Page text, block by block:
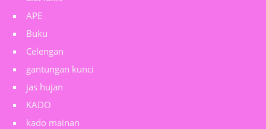
APE
Buku
Celengan
gantungan kunci
jas hujan
KADO
kado mainan